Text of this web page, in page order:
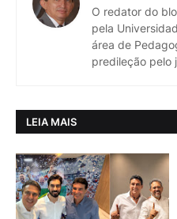
O redator do
pela
área de
predileção pelo
LEIA MAIS